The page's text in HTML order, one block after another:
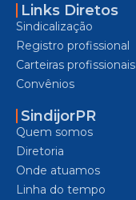
Links Diretos
Sindicalização
Registro profissional
Carteiras profissionais
Convênios
SindijorPR
Quem somos
Diretoria
Onde atuamos
Linha do tempo